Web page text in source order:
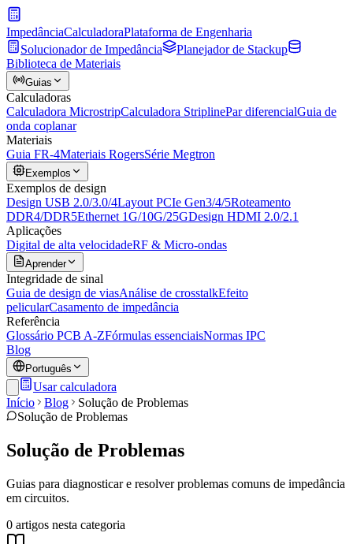
ImpedânciaCalculadoraPlataforma de Engenharia
Solucionador de Impedância
Planejador de Stackup
Biblioteca de Materiais
Guias
Calculadoras
Calculadora MicrostripCalculadora StriplinePar diferencialGuia de
onda coplanar
Materiais
Guia FR-4Materiais RogersSérie Megtron
Exemplos
Exemplos de design
Design USB 2.0/3.0/4Layout PCIe Gen3/4/5Roteamento
DDR4/DDR5Ethernet 1G/10G/25GDesign HDMI 2.0/2.1
Aplicações
Digital de alta velocidadeRF & Micro-ondas
Aprender
Integridade de sinal
Guia de design de viasAnálise de crosstalkEfeito
pelicularCasamento de impedância
Referência
Glossário PCB A-ZFórmulas essenciaisNormas IPC
Blog
Português
Usar calculadora
Início
Blog
Solução de Problemas
Solução de Problemas
Solução de Problemas
Guias para diagnosticar e resolver problemas comuns de impedância
em circuitos.
0 artigos nesta categoria